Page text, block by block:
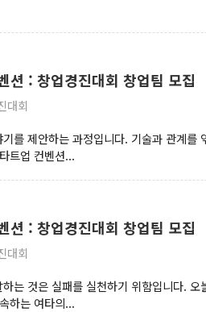
: 창업경진대회 창업팀 모집
대회
를 제안하는 과정입니다. 기술과 관계
트업 컨벤션...
: 창업경진대회 창업팀 모집
대회
는 것은 실패를 실천하기 위함입니다.
하는 여타의...